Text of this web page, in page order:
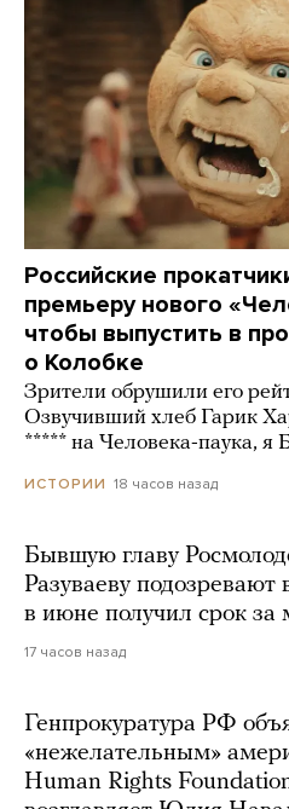
Российские
премьеру нового
чтобы выпустить в
о Колобке
Зрители обрушили его
Озвучивший хлеб Гарик
***** на Человека-паука, я
ИСТОРИИ 18 часов назад
Бывшую главу
Разуваеву подозревают
в июне получил срок за
17 часов назад
Генпрокуратура РФ
«нежелательным»
Human Rights